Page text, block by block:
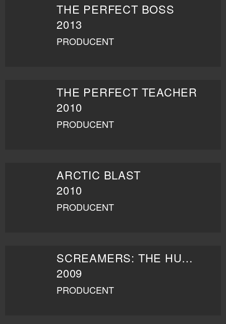
THE PERFECT BOSS
2013
PRODUCENT
THE PERFECT TEACHER
2010
PRODUCENT
ARCTIC BLAST
2010
PRODUCENT
SCREAMERS: THE HUNTING
2009
PRODUCENT